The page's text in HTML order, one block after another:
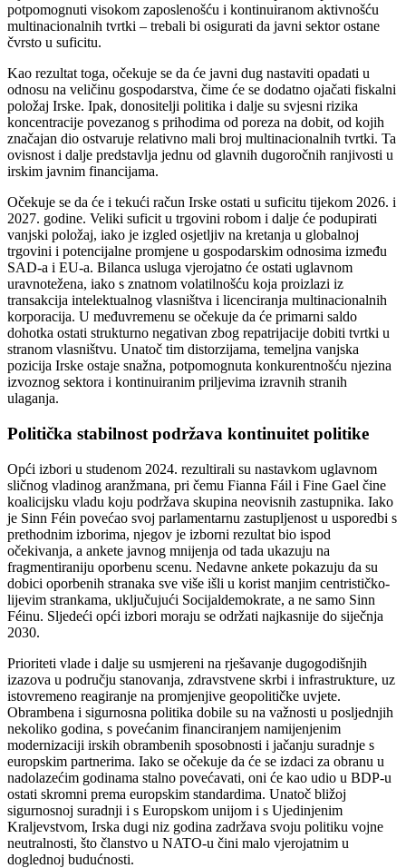
potpomognuti visokom zaposlenošću i kontinuiranom aktivnošću
multinacionalnih tvrtki – trebali bi osigurati da javni sektor ostane
čvrsto u suficitu.
Kao rezultat toga, očekuje se da će javni dug nastaviti opadati u
odnosu na veličinu gospodarstva, čime će se dodatno ojačati fiskalni
položaj Irske. Ipak, donositelji politika i dalje su svjesni rizika
koncentracije povezanog s prihodima od poreza na dobit, od kojih
značajan dio ostvaruje relativno mali broj multinacionalnih tvrtki. Ta
ovisnost i dalje predstavlja jednu od glavnih dugoročnih ranjivosti u
irskim javnim financijama.
Očekuje se da će i tekući račun Irske ostati u suficitu tijekom 2026. i
2027. godine. Veliki suficit u trgovini robom i dalje će podupirati
vanjski položaj, iako je izgled osjetljiv na kretanja u globalnoj
trgovini i potencijalne promjene u gospodarskim odnosima između
SAD-a i EU-a. Bilanca usluga vjerojatno će ostati uglavnom
uravnotežena, iako s znatnom volatilnošću koja proizlazi iz
transakcija intelektualnog vlasništva i licenciranja multinacionalnih
korporacija. U međuvremenu se očekuje da će primarni saldo
dohotka ostati strukturno negativan zbog repatrijacije dobiti tvrtki u
stranom vlasništvu. Unatoč tim distorzijama, temeljna vanjska
pozicija Irske ostaje snažna, potpomognuta konkurentnošću njezina
izvoznog sektora i kontinuiranim priljevima izravnih stranih
ulaganja.
Politička stabilnost podržava kontinuitet politike
Opći izbori u studenom 2024. rezultirali su nastavkom uglavnom
sličnog vladinog aranžmana, pri čemu Fianna Fáil i Fine Gael čine
koalicijsku vladu koju podržava skupina neovisnih zastupnika. Iako
je Sinn Féin povećao svoj parlamentarnu zastupljenost u usporedbi s
prethodnim izborima, njegov je izborni rezultat bio ispod
očekivanja, a ankete javnog mnijenja od tada ukazuju na
fragmentiraniju oporbenu scenu. Nedavne ankete pokazuju da su
dobici oporbenih stranaka sve više išli u korist manjim centrističko-
lijevim strankama, uključujući Socijaldemokrate, a ne samo Sinn
Féinu. Sljedeći opći izbori moraju se održati najkasnije do siječnja
2030.
Prioriteti vlade i dalje su usmjereni na rješavanje dugogodišnjih
izazova u području stanovanja, zdravstvene skrbi i infrastrukture, uz
istovremeno reagiranje na promjenjive geopolitičke uvjete.
Obrambena i sigurnosna politika dobile su na važnosti u posljednjih
nekoliko godina, s povećanim financiranjem namijenjenim
modernizaciji irskih obrambenih sposobnosti i jačanju suradnje s
europskim partnerima. Iako se očekuje da će se izdaci za obranu u
nadolazećim godinama stalno povećavati, oni će kao udio u BDP-u
ostati skromni prema europskim standardima. Unatoč bližoj
sigurnosnoj suradnji i s Europskom unijom i s Ujedinjenim
Kraljevstvom, Irska dugi niz godina zadržava svoju politiku vojne
neutralnosti, što članstvo u NATO-u čini malo vjerojatnim u
doglednoj budućnosti.